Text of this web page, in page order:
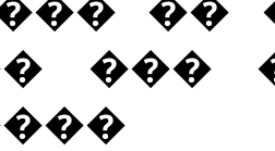
��
���